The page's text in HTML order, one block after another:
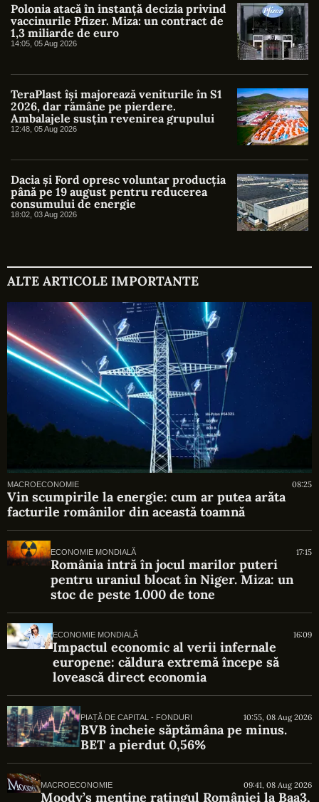
Polonia atacă în instanță decizia privind
vaccinurile Pfizer. Miza: un contract de
1,3 miliarde de euro
14:05, 05 Aug 2026
TeraPlast își majorează veniturile în S1
2026, dar rămâne pe pierdere.
Ambalajele susțin revenirea grupului
12:48, 05 Aug 2026
Dacia și Ford opresc voluntar producția
până pe 19 august pentru reducerea
consumului de energie
18:02, 03 Aug 2026
ALTE ARTICOLE IMPORTANTE
MACROECONOMIE 08:25
Vin scumpirile la energie: cum ar putea arăta
facturile românilor din această toamnă
ECONOMIE MONDIALĂ 17:15
România intră în jocul marilor puteri
pentru uraniul blocat în Niger. Miza: un
stoc de peste 1.000 de tone
ECONOMIE MONDIALĂ 16:09
Impactul economic al verii infernale
europene: căldura extremă începe să
lovească direct economia
PIAȚĂ DE CAPITAL - FONDURI 10:55, 08 Aug 2026
BVB încheie săptămâna pe minus.
BET a pierdut 0,56%
MACROECONOMIE 09:41, 08 Aug 2026
Moody’s menține ratingul României la Baa3,